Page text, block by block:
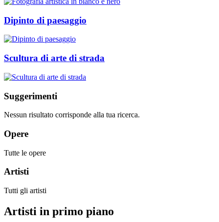
Dipinto di paesaggio
Scultura di arte di strada
Suggerimenti
Nessun risultato corrisponde alla tua ricerca.
Opere
Tutte le opere
Artisti
Tutti gli artisti
Artisti in primo piano